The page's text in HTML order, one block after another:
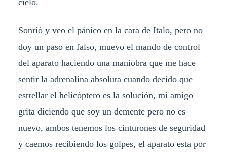
Sonrió y veo el pánico en la cara de Italo, pero no
doy un paso en falso, muevo el mando de control
del aparato haciendo una maniobra que me hace
sentir la adrenalina absoluta cuando decido que
estrellar el helicóptero es la solución, mi amigo
grita diciendo que soy un demente pero no es
nuevo, ambos tenemos los cinturones de seguridad
y caemos recibiendo los golpes, el aparato esta por